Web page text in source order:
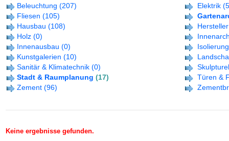
Beleuchtung (207) Elektrik
Fliesen (105)
Hausbau (108)
Hersteller
Holz (0)
Innenausbau (0)
Kunstgalerien (10)
Sanitär & Klimatechnik (0)
Stadt & Raumplanung (17)
Türen &
Zement (96)
Keine ergebnisse gefunden.